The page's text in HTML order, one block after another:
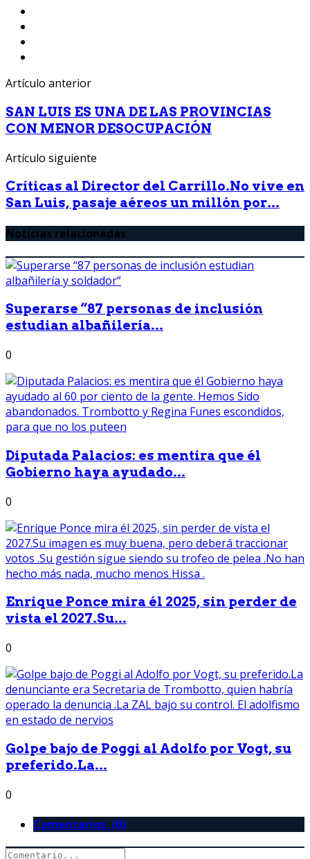
Artículo anterior
SAN LUIS ES UNA DE LAS PROVINCIAS
CON MENOR DESOCUPACIÓN
Artículo siguiente
Críticas al Director del Carrillo.No vive en
San Luis, pasaje aéreos un millón por...
Noticias relacionadas
Superarse “87 personas de inclusión
estudian albañilería...
0
Diputada Palacios: es mentira que él
Gobierno haya ayudado...
0
Enrique Ponce mira él 2025, sin perder de
vista el 2027.Su...
0
Golpe bajo de Poggi al Adolfo por Vogt, su
preferido.La...
0
Comentarios (0)